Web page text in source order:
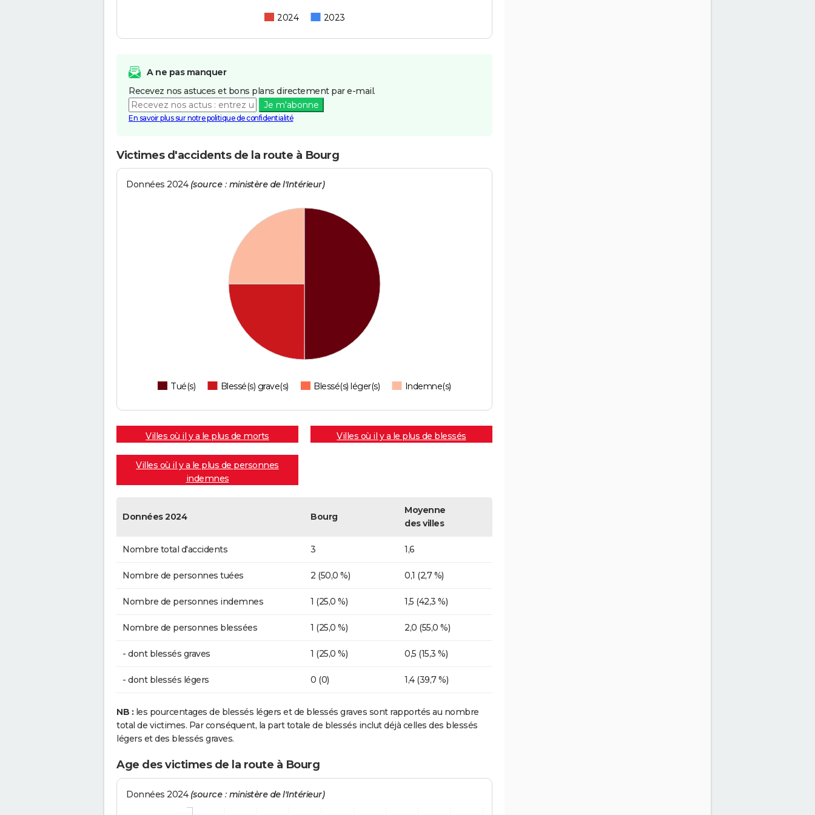
2024 2023
A ne pas manquer
Recevez nos astuces et bons plans directement par e-mail.
Je m'abonne
En savoir plus sur notre politique de confidentialité
Victimes d'accidents de la route à Bourg
Données 2024 (source : ministère de l'Intérieur)
Tué(s) Blessé(s) grave(s) Blessé(s) léger(s) Indemne(s)
Villes où il y a le plus de morts Villes où il y a le plus de blessés
Villes où il y a le plus de personnes
indemnes
Données 2024 Bourg
Moyenne
des villes
Nombre total d'accidents 3 1,6
Nombre de personnes tuées 2 (50,0 %) 0,1 (2,7 %)
Nombre de personnes indemnes 1 (25,0 %) 1,5 (42,3 %)
Nombre de personnes blessées 1 (25,0 %) 2,0 (55,0 %)
- dont blessés graves 1 (25,0 %) 0,5 (15,3 %)
- dont blessés légers 0 (0) 1,4 (39,7 %)
NB : les pourcentages de blessés légers et de blessés graves sont rapportés au nombre
total de victimes. Par conséquent, la part totale de blessés inclut déjà celles des blessés
légers et des blessés graves.
Age des victimes de la route à Bourg
Données 2024 (source : ministère de l'Intérieur)